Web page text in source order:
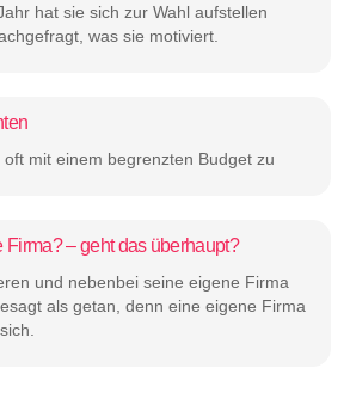
hat sie sich zur Wahl aufstellen
was sie motiviert.
mit einem begrenzten Budget zu
Firma? – geht das überhaupt?
und nebenbei seine eigene Firma
als getan, denn eine eigene Firma